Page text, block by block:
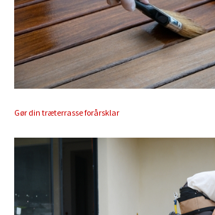
Gør din træterrasse forårsklar